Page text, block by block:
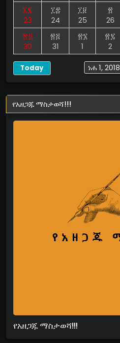
፲፯
23
፲፰
24
፲፱
25
፳
26
፳፬
30
፳፭
31
፳፮
1
፳፯
2
ነሐ 1, 2018
Today
የአዘጋጁ ማስታወሻ!!!
የአዘጋጁ ማስታወሻ!!!